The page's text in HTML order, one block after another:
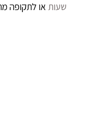
שעות או לתקופה